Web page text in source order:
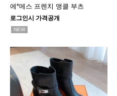
에*메스 프렌치 앵클 부츠
로그인시 가격공개
NEW